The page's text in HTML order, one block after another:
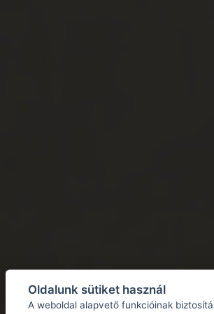
Oldalunk sütiket használ
A weboldal alapvető funkcióinak